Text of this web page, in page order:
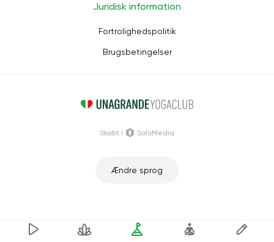
Juridisk information
Fortrolighedspolitik
Brugsbetingelser
Ændre sprog
Skabt i SoloMedia